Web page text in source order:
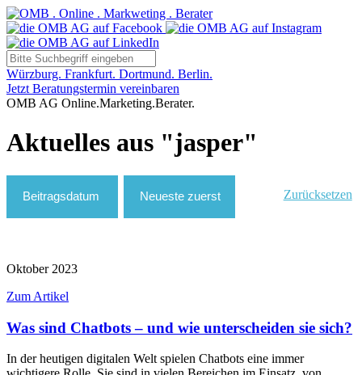
Würzburg. Frankfurt. Dortmund. Berlin.
Jetzt Beratungstermin vereinbaren
OMB AG Online.Marketing.Berater.
Aktuelles aus "jasper"
Zurücksetzen
Oktober 2023
Zum Artikel
Was sind Chatbots – und wie unterscheiden sie sich?
In der heutigen digitalen Welt spielen Chatbots eine immer